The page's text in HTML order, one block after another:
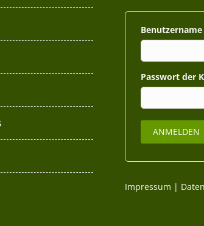
Benutzername
Passwort
Impressum |